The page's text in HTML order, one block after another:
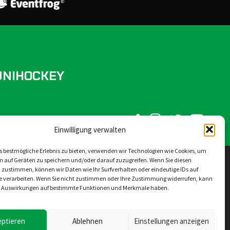
Einwilligung verwalten
bestmögliche Erlebnis zu bieten, verwenden wir Technologien wie Cookies, um
auf Geräten zu speichern und/oder darauf zuzugreifen. Wenn Sie diesen
zustimmen, können wir Daten wie Ihr Surfverhalten oder eindeutige IDs auf
verarbeiten. Wenn Sie nicht zustimmen oder Ihre Zustimmung widerrufen, kann
Auswirkungen auf bestimmte Funktionen und Merkmale haben.
Ablehnen Einstellungen anzeigen
FOLLOW US ON SOCIAL MEDIA:
Newsletter Kontakt Sponsoren
Konzept, Design und Umsetzung